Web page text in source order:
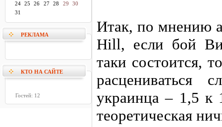
24
25 26 27 28 29
30
31
РЕКЛАМА
КТО НА САЙТЕ
Гостей: 12
Итак, по мнению
Hill, если бой
таки состоится,
расцениваться
украинца – 1,5 к
теоретическая